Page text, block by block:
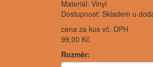
Materiál: Vinyl
Dostupnost: Skladem u
cena za kus vč. DPH
99,00 Kč
Rozměr: